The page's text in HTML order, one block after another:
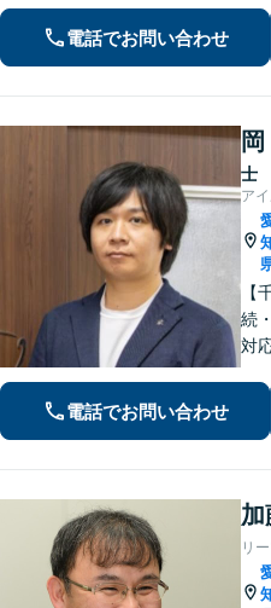
イ
電話でお問い合わせ
士
ア
【
続
対
の
最
電話でお問い合わせ
加
リ